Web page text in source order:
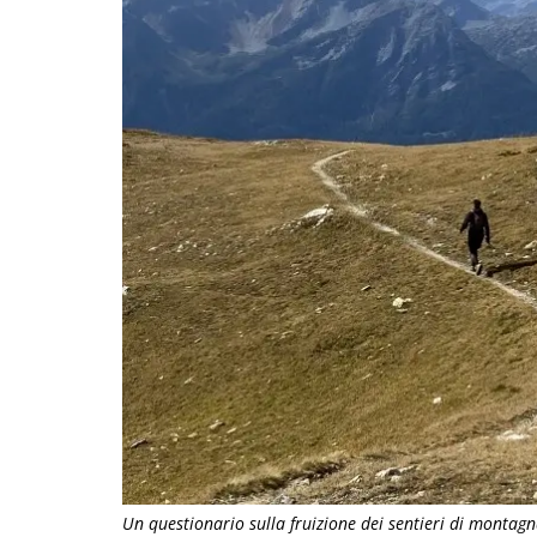
Un questionario sulla fruizione dei sentieri di